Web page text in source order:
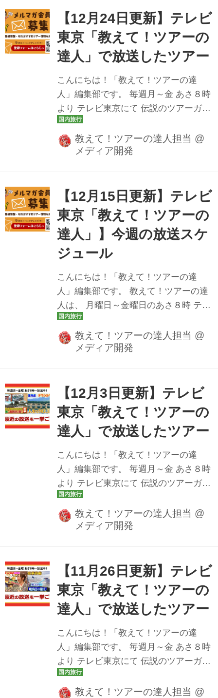
迎！下関春帆楼本店で食すフグ会席 北
九州・山口ぐるっと周遊美食旅２日間
＞[番組スペシャルプラン]下関の春帆楼
本店で食すふぐ会席 北九州･山口ぐるっ
動物園・富良野・美瑛・札幌・小樽 ”特
選15名所”とグルメを一度に満喫 北海道
欲張りツアー ＞[番組スペシャルプラ
【12月24日更新】テレビ
東京「教えて！ツアーの
達人」で放送したツアー
こんにちは！「教えて！ツアーの達
人」編集部です。 毎週月～金 あさ８時
より テレビ東京にて 伝説のツアーガイ
ド 路子とともにイマ行くべき旅や楽し
み方をご案内しております！ 先週はタ
グ付き松葉ガニを味わえるグルメツア
て！ツアーの達人では、YouTube公式
チャンネルにて放送した番組動画も公
開しております。 楽しみにしていたあ
のツアーの放送を見逃しても安心です♪
ぜひチェックしてみてくださいね。 12
御苑の観覧席からじっくり鑑賞 初夏の
京都をたっぷり堪能できる大人の旅 ＞
京都市内にら...
教えて！ツアーの達人担当 @
メディア開発
【12月15日更新】テレビ
東京「教えて！ツアーの
達人」】今週の放送スケ
ジュール
こんにちは！「教えて！ツアーの達
人」編集部です。 教えて！ツアーの達
人は、 月曜日～金曜日のあさ８時 テレ
ビ東京にて放送中です♪ 今週の放送スケ
ジュールをツアー情報とともにお届け
いたします。 どんなツアーが登場する
を京都御苑の観覧席からじっくり鑑賞
初夏の京都をたっぷり堪能できる大人
の旅 ＞京都市内にらくらく2連泊 京都
三大祭「葵祭」と「鴨川をどり」3日間
迎！下関春帆楼本店で食すフグ会席 北
九州・山口ぐるっと周遊美食旅２日間
＞[番組スペシャルプラン]下関の春帆楼
教えて！ツアーの達人担当 @
メディア開発
【12月3日更新】テレビ
東京「教えて！ツアーの
達人」で放送したツアー
こんにちは！「教えて！ツアーの達
人」編集部です。 毎週月～金 あさ８時
より テレビ東京にて 伝説のツアーガイ
ド 路子とともにイマ行くべき旅や楽し
み方をご案内しております！ 先週は北
海道の絶景秘境「タウシュベツ川橋
人では、YouTube公式チャンネルにて
放送した番組動画も公開しておりま
す。 楽しみにしていたあのツアーの放
送を見逃しても安心です♪ ぜひチェック
（月）・25日（火） 島根、広島、岡山
のご当地グルメ７食付き！玉造温泉と
出雲大社・足立美術館・嚴島神社ツア
教えて！ツアーの達人担当 @
メディア開発
【11月26日更新】テレビ
東京「教えて！ツアーの
達人」で放送したツアー
こんにちは！「教えて！ツアーの達
人」編集部です。 毎週月～金 あさ８時
より テレビ東京にて 伝説のツアーガイ
ド 路子とともにイマ行くべき旅や楽し
み方をご案内しております！ 先週は憧
教えて！ツアーの達人担当 @